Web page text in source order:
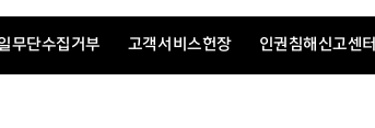
무단수집거부 고객서비스헌장 인권침해신고센터